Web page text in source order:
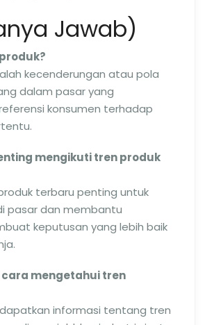
Jawab)
kecenderungan atau pola
dalam pasar yang
konsumen terhadap
mengikuti tren produk
terbaru penting untuk
pasar dan membantu
keputusan yang lebih baik
cara mengetahui tren
informasi tentang tren